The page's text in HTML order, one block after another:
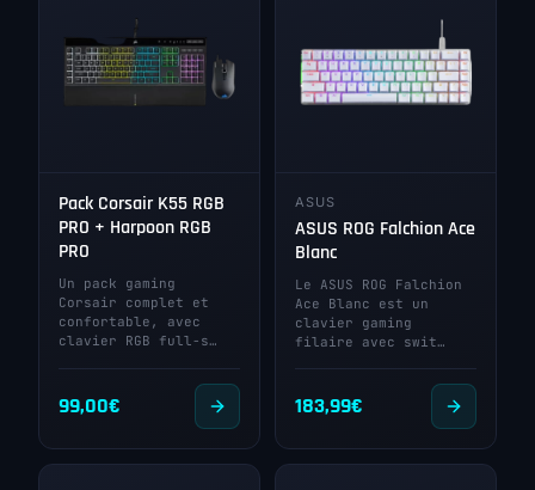
Pack Corsair K55 RGB
PRO + Harpoon RGB
PRO
Un pack gaming
Corsair complet et
confortable, avec
clavier RGB full-s…
99,00€
ASUS
ASUS ROG Falchion Ace
Blanc
Le ASUS ROG Falchion
Ace Blanc est un
clavier gaming
filaire avec swit…
183,99€